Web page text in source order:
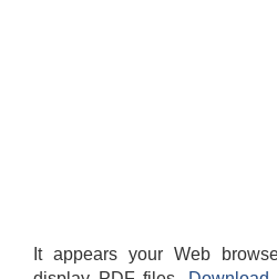
It appears your Web